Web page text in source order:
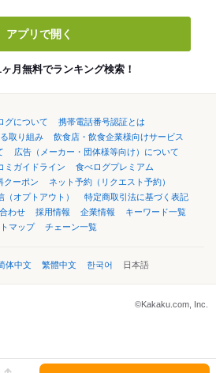
アプリで開く
月無料でランキング検索！
グについて
携帯電話番号認証とは
取り組み
飲食店・飲食企業様向けサービス
広告（メーカー・団体様等向け）について
ミガイドライン
食べログプレミアム
クーポン
ネット予約（リクエスト予約）
（オプトアウト）
特定商取引法に基づく表記
わせ 採用情報 企業情報
キーワード一覧
マップ
チェーン一覧
体中文 繁體中文 한국어 日本語
©Kakaku.com, Inc.